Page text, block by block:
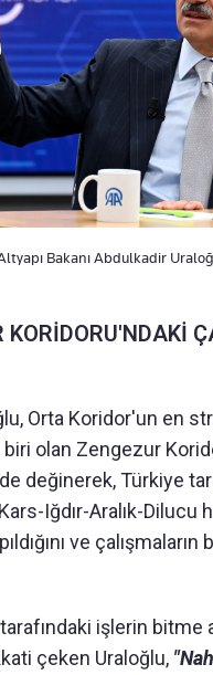
Bakanı Abdulkadir
KORİDORU'NDAKİ
Orta Koridor'un en
biri olan Zengezur
değinerek, Türkiye
Iğdır-Aralık-Dilucu
ve çalışmaların
işlerin bitme
çeken Uraloğlu,